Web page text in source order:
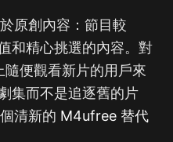
原創內容：節目較
和精心挑選的內容。對
便觀看新片的用戶來
集而不是追逐舊的片
清新的 M4ufree 替代